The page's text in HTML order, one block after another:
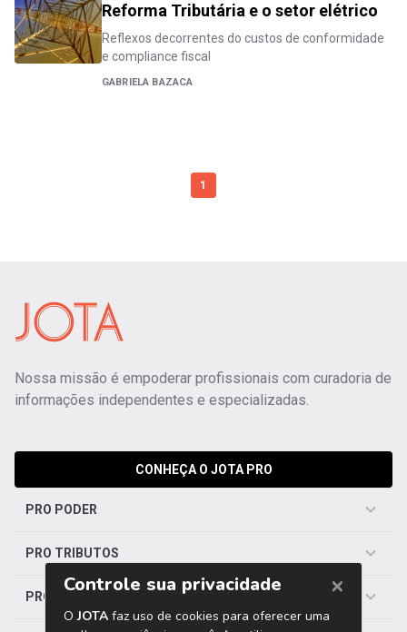
Reforma Tributária e o setor elétrico
Reflexos decorrentes do custos de conformidade
e compliance fiscal
GABRIELA BAZACA
1
Nossa missão é empoderar profissionais com curadoria de
informações independentes e especializadas.
CONHEÇA O JOTA PRO
PRO PODER
PRO TRIBUTOS
PRO TRABALHISTA